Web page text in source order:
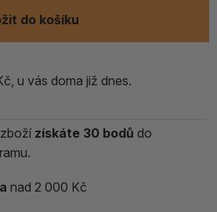
Vložit do košíku
u vás doma již dnes.
získáte 30 bodů do
nad 2 000 Kč